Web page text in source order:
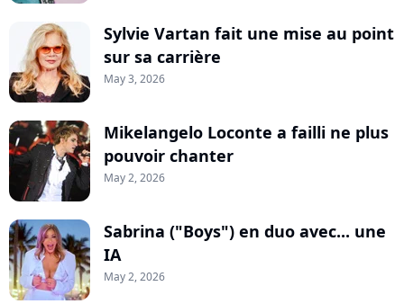
Sylvie Vartan fait une mise au point
sur sa carrière
May 3, 2026
Mikelangelo Loconte a failli ne plus
pouvoir chanter
May 2, 2026
Sabrina ("Boys") en duo avec... une
IA
May 2, 2026